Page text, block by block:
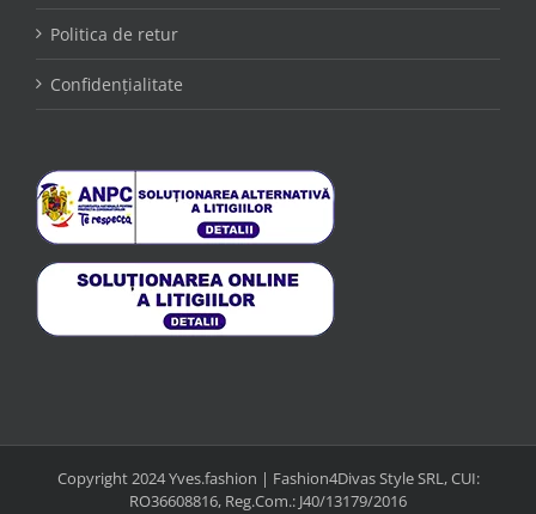
Politica de retur
Confidențialitate
Copyright 2024 Yves.fashion | Fashion4Divas Style SRL, CUI:
RO36608816, Reg.Com.: J40/13179/2016